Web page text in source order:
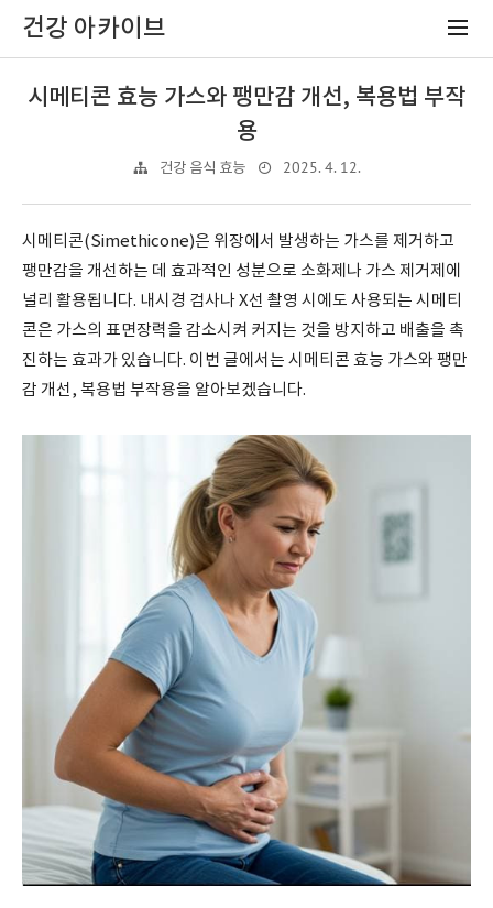
건강 아카이브
시메티콘 효능 가스와 팽만감 개선, 복용법 부작
용
건강 음식 효능 2025. 4. 12.
시메티콘(Simethicone)은 위장에서 발생하는 가스를 제거하고
팽만감을 개선하는 데 효과적인 성분으로 소화제나 가스 제거제에
널리 활용됩니다. 내시경 검사나 X선 촬영 시에도 사용되는 시메티
콘은 가스의 표면장력을 감소시켜 커지는 것을 방지하고 배출을 촉
진하는 효과가 있습니다. 이번 글에서는 시메티콘 효능 가스와 팽만
감 개선, 복용법 부작용을 알아보겠습니다.